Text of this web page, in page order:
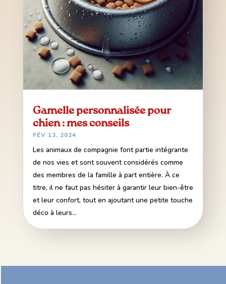
Gamelle personnalisée pour
chien : mes conseils
FÉV 13, 2024
Les animaux de compagnie font partie intégrante
de nos vies et sont souvent considérés comme
des membres de la famille à part entière. À ce
titre, il ne faut pas hésiter à garantir leur bien-être
et leur confort, tout en ajoutant une petite touche
déco à leurs...